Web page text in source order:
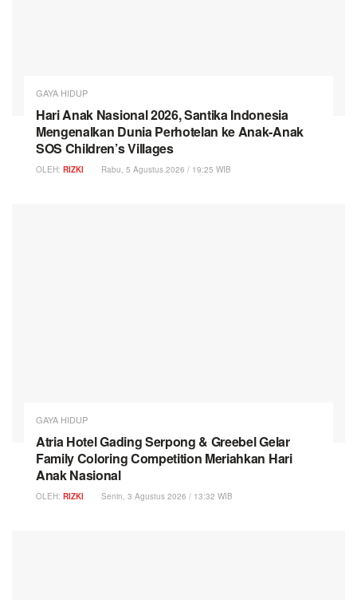
GAYA HIDUP
Hari Anak Nasional 2026, Santika Indonesia
Mengenalkan Dunia Perhotelan ke Anak-Anak
SOS Children’s Villages
OLEH: RIZKI Rabu, 5 Agustus 2026 / 19:25 WIB
GAYA HIDUP
Atria Hotel Gading Serpong & Greebel Gelar
Family Coloring Competition Meriahkan Hari
Anak Nasional
OLEH: RIZKI Senin, 3 Agustus 2026 / 13:32 WIB